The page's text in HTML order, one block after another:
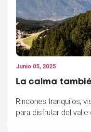
Junio 05, 2025
La calma
Rincones tranquilos,
para disfrutar del valle